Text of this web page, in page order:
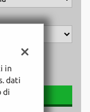
in
dati
di